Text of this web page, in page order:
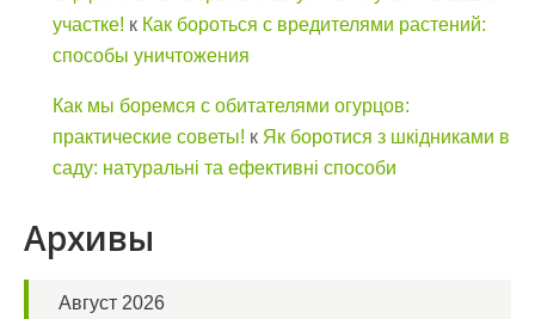
участке! к Как бороться с вредителями растений:
способы уничтожения
Как мы боремся с обитателями огурцов:
практические советы! к Як боротися з шкідниками в
саду: натуральні та ефективні способи
Архивы
Август 2026